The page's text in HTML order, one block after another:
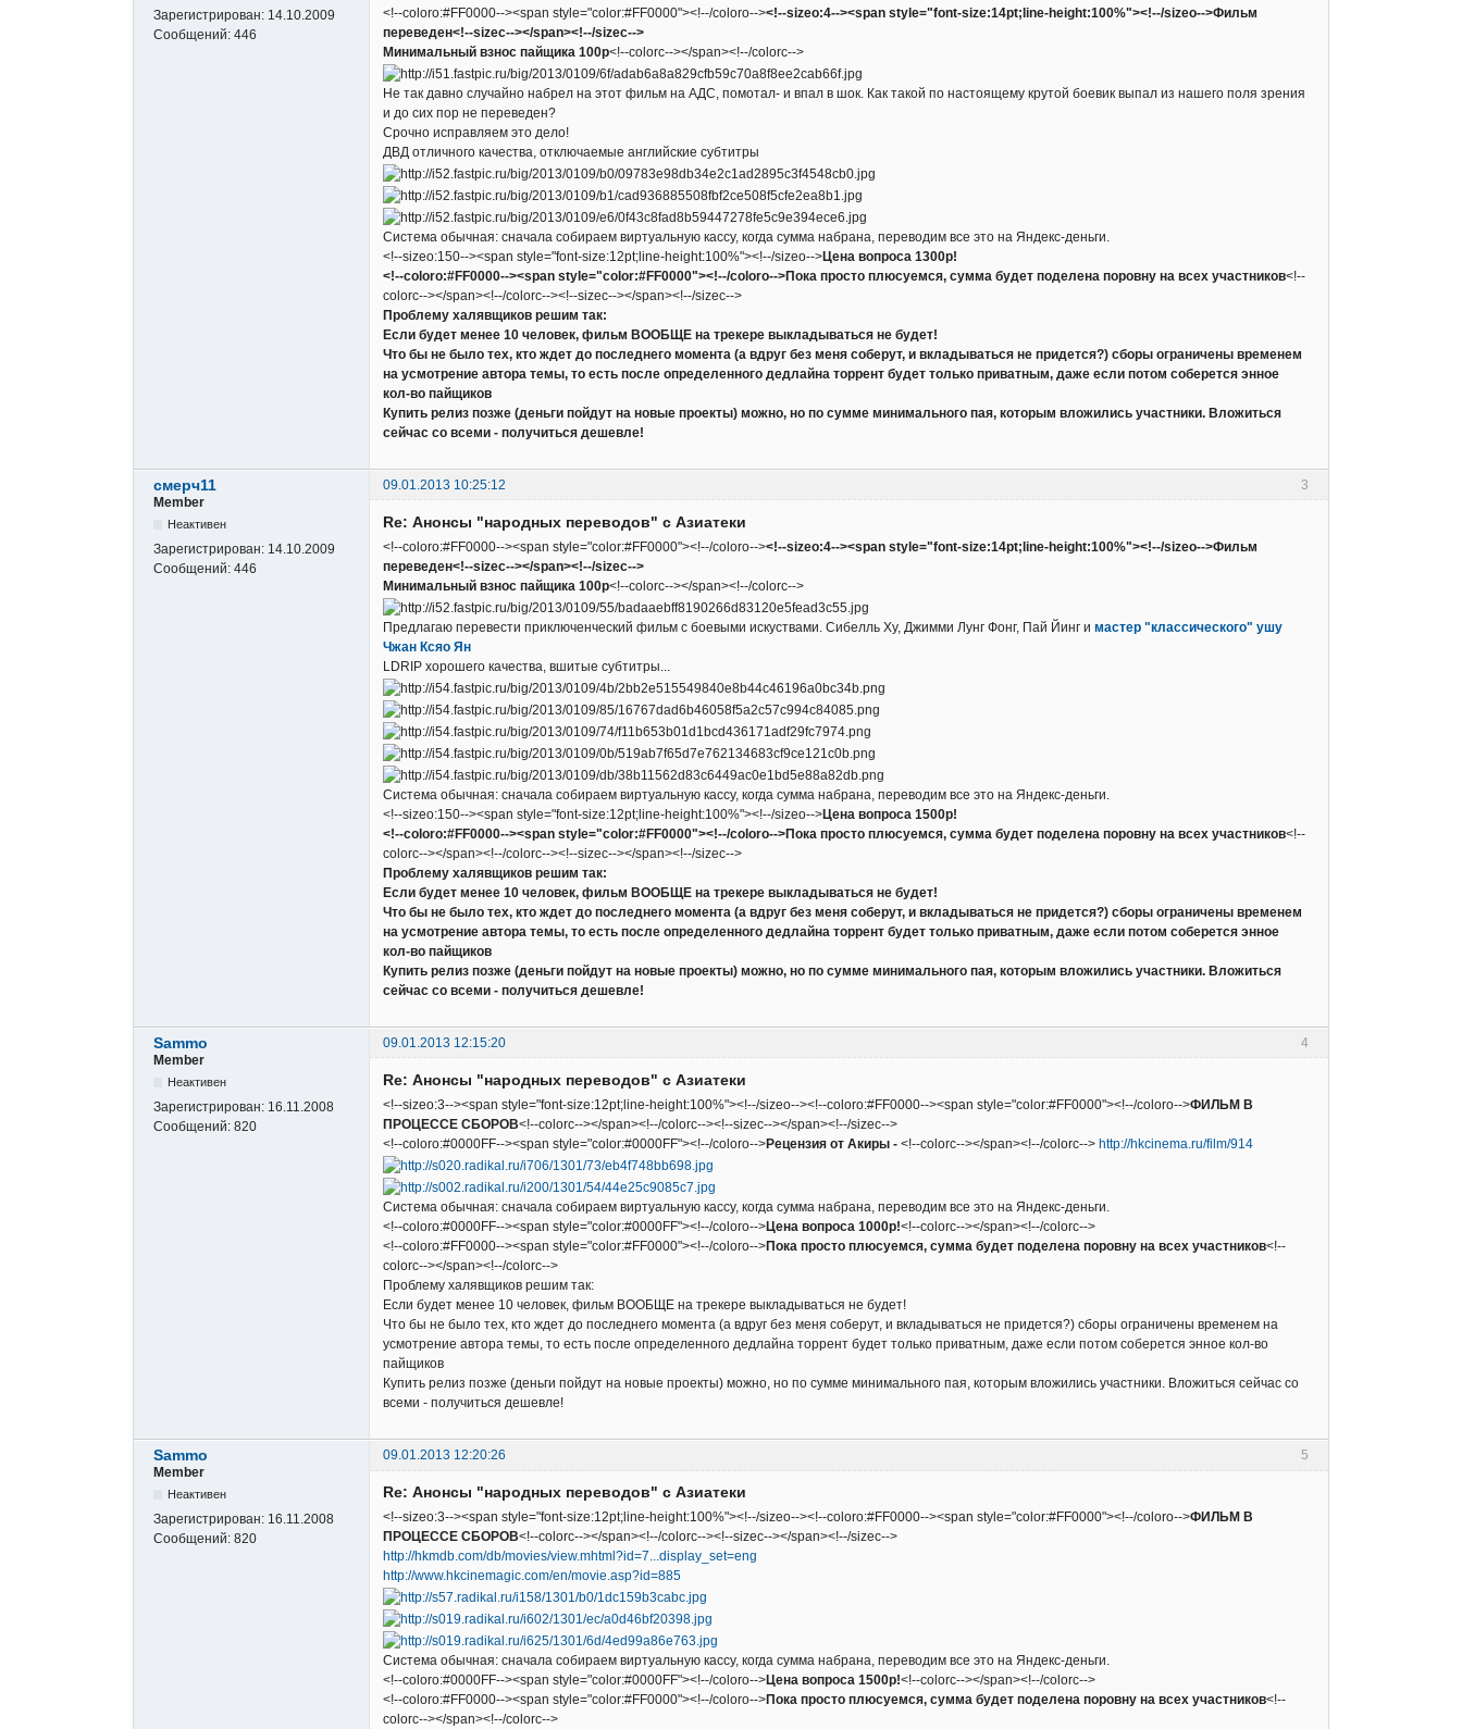
Зарегистрирован: 14.10.2009
Сообщений: 446
<!--coloro:#FF0000--><span style="color:#FF0000"><!--/coloro--><!--sizeo:4--><span style="font-size:14pt;line-height:100%"><!--/sizeo-->Фильм
переведен<!--sizec--></span><!--/sizec-->
Минимальный взнос пайщика 100р<!--colorc--></span><!--/colorc-->
Не так давно случайно набрел на этот фильм на АДС, помотал- и впал в шок. Как такой по настоящему крутой боевик выпал из нашего поля зрения
и до сих пор не переведен?
Срочно исправляем это дело!
ДВД отличного качества, отключаемые английские субтитры
Система обычная: сначала собираем виртуальную кассу, когда сумма набрана, переводим все это на Яндекс-деньги.
<!--sizeo:150--><span style="font-size:12pt;line-height:100%"><!--/sizeo-->Цена вопроса 1300р!
<!--coloro:#FF0000--><span style="color:#FF0000"><!--/coloro-->Пока просто плюсуемся, сумма будет поделена поровну на всех участников<!--
colorc--></span><!--/colorc--><!--sizec--></span><!--/sizec-->
Проблему халявщиков решим так:
Если будет менее 10 человек, фильм ВООБЩЕ на трекере выкладываться не будет!
Что бы не было тех, кто ждет до последнего момента (а вдруг без меня соберут, и вкладываться не придется?) сборы ограничены временем
на усмотрение автора темы, то есть после определенного дедлайна торрент будет только приватным, даже если потом соберется энное
кол-во пайщиков
Купить релиз позже (деньги пойдут на новые проекты) можно, но по сумме минимального пая, которым вложились участники. Вложиться
сейчас со всеми - получиться дешевле!
3
смерч11
09.01.2013 10:25:12
Member
Неактивен
Зарегистрирован: 14.10.2009
Сообщений: 446
Re: Анонсы "народных переводов" с Азиатеки
<!--coloro:#FF0000--><span style="color:#FF0000"><!--/coloro--><!--sizeo:4--><span style="font-size:14pt;line-height:100%"><!--/sizeo-->Фильм
переведен<!--sizec--></span><!--/sizec-->
Минимальный взнос пайщика 100р<!--colorc--></span><!--/colorc-->
Предлагаю перевести приключенческий фильм с боевыми искуствами. Сибелль Ху, Джимми Лунг Фонг, Пай Йинг и мастер "классического" ушу
Чжан Ксяо Ян
LDRIP хорошего качества, вшитые субтитры...
Система обычная: сначала собираем виртуальную кассу, когда сумма набрана, переводим все это на Яндекс-деньги.
<!--sizeo:150--><span style="font-size:12pt;line-height:100%"><!--/sizeo-->Цена вопроса 1500р!
<!--coloro:#FF0000--><span style="color:#FF0000"><!--/coloro-->Пока просто плюсуемся, сумма будет поделена поровну на всех участников<!--
colorc--></span><!--/colorc--><!--sizec--></span><!--/sizec-->
Проблему халявщиков решим так:
Если будет менее 10 человек, фильм ВООБЩЕ на трекере выкладываться не будет!
Что бы не было тех, кто ждет до последнего момента (а вдруг без меня соберут, и вкладываться не придется?) сборы ограничены временем
на усмотрение автора темы, то есть после определенного дедлайна торрент будет только приватным, даже если потом соберется энное
кол-во пайщиков
Купить релиз позже (деньги пойдут на новые проекты) можно, но по сумме минимального пая, которым вложились участники. Вложиться
сейчас со всеми - получиться дешевле!
4
Sammo
09.01.2013 12:15:20
Member
Неактивен
Зарегистрирован: 16.11.2008
Сообщений: 820
Re: Анонсы "народных переводов" с Азиатеки
<!--sizeo:3--><span style="font-size:12pt;line-height:100%"><!--/sizeo--><!--coloro:#FF0000--><span style="color:#FF0000"><!--/coloro-->ФИЛЬМ В
ПРОЦЕССЕ СБОРОВ<!--colorc--></span><!--/colorc--><!--sizec--></span><!--/sizec-->
<!--coloro:#0000FF--><span style="color:#0000FF"><!--/coloro-->Рецензия от Акиры - <!--colorc--></span><!--/colorc--> http://hkcinema.ru/film/914
Система обычная: сначала собираем виртуальную кассу, когда сумма набрана, переводим все это на Яндекс-деньги.
<!--coloro:#0000FF--><span style="color:#0000FF"><!--/coloro-->Цена вопроса 1000р!<!--colorc--></span><!--/colorc-->
<!--coloro:#FF0000--><span style="color:#FF0000"><!--/coloro-->Пока просто плюсуемся, сумма будет поделена поровну на всех участников<!--
colorc--></span><!--/colorc-->
Проблему халявщиков решим так:
Если будет менее 10 человек, фильм ВООБЩЕ на трекере выкладываться не будет!
Что бы не было тех, кто ждет до последнего момента (а вдруг без меня соберут, и вкладываться не придется?) сборы ограничены временем на
усмотрение автора темы, то есть после определенного дедлайна торрент будет только приватным, даже если потом соберется энное кол-во
пайщиков
Купить релиз позже (деньги пойдут на новые проекты) можно, но по сумме минимального пая, которым вложились участники. Вложиться сейчас со
всеми - получиться дешевле!
5
Sammo
09.01.2013 12:20:26
Member
Неактивен
Зарегистрирован: 16.11.2008
Сообщений: 820
Re: Анонсы "народных переводов" с Азиатеки
<!--sizeo:3--><span style="font-size:12pt;line-height:100%"><!--/sizeo--><!--coloro:#FF0000--><span style="color:#FF0000"><!--/coloro-->ФИЛЬМ В
ПРОЦЕССЕ СБОРОВ<!--colorc--></span><!--/colorc--><!--sizec--></span><!--/sizec-->
http://hkmdb.com/db/movies/view.mhtml?id=7...display_set=eng
http://www.hkcinemagic.com/en/movie.asp?id=885
Система обычная: сначала собираем виртуальную кассу, когда сумма набрана, переводим все это на Яндекс-деньги.
<!--coloro:#0000FF--><span style="color:#0000FF"><!--/coloro-->Цена вопроса 1500р!<!--colorc--></span><!--/colorc-->
<!--coloro:#FF0000--><span style="color:#FF0000"><!--/coloro-->Пока просто плюсуемся, сумма будет поделена поровну на всех участников<!--
colorc--></span><!--/colorc-->